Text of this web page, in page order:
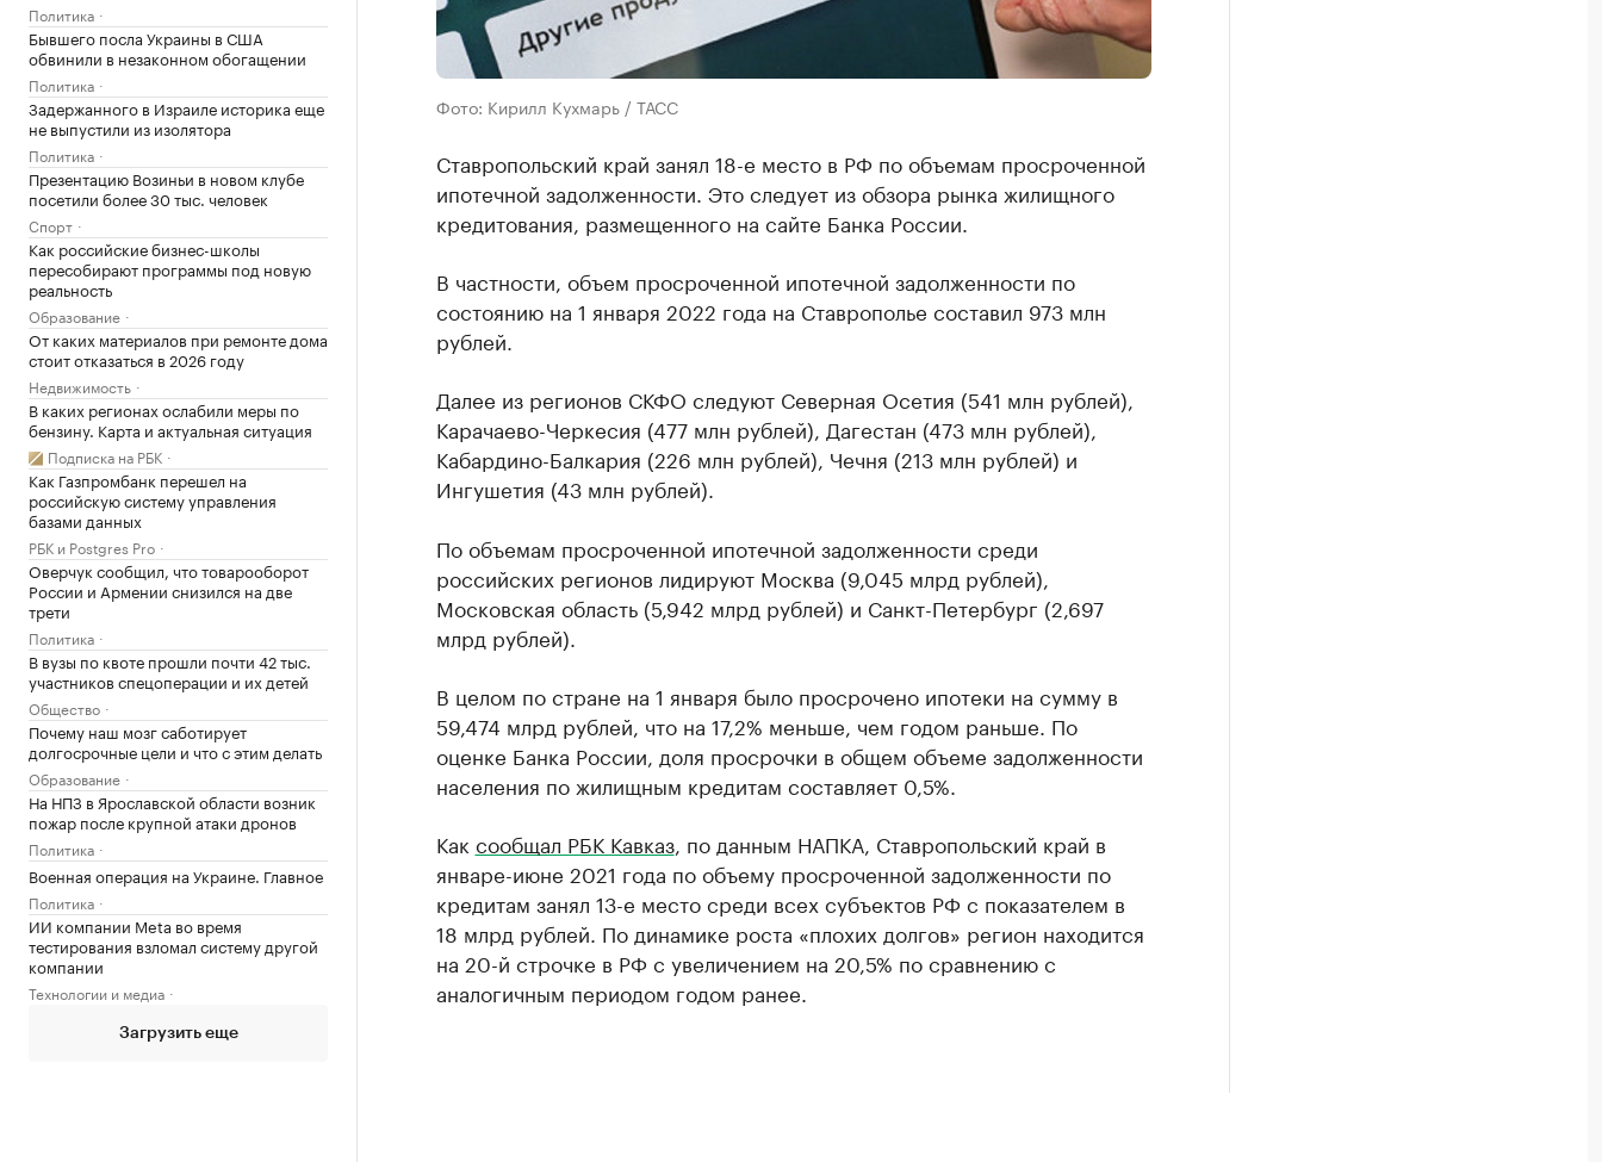
Политика
Бывшего посла Украины в США
обвинили в незаконном обогащении
Политика
Задержанного в Израиле историка еще
не выпустили из изолятора
Политика
Презентацию Возиньи в новом клубе
посетили более 30 тыс. человек
Спорт
Как российские бизнес-школы
пересобирают программы под новую
реальность
Образование
От каких материалов при ремонте дома
стоит отказаться в 2026 году
Недвижимость
В каких регионах ослабили меры по
бензину. Карта и актуальная ситуация
Подписка на РБК
Как Газпромбанк перешел на
российскую систему управления
базами данных
РБК и Postgres Pro
Оверчук сообщил, что товарооборот
России и Армении снизился на две
трети
Политика
В вузы по квоте прошли почти 42 тыс.
участников спецоперации и их детей
Общество
Почему наш мозг саботирует
долгосрочные цели и что с этим делать
Образование
На НПЗ в Ярославской области возник
пожар после крупной атаки дронов
Политика
Военная операция на Украине. Главное
Политика
ИИ компании Meta во время
тестирования взломал систему другой
компании
Технологии и медиа
Загрузить еще
Фото: Кирилл Кухмарь / ТАСС
Ставропольский край занял 18-е место в РФ по объемам просроченной
ипотечной задолженности. Это следует из обзора рынка жилищного
кредитования, размещенного на сайте Банка России.
В частности, объем просроченной ипотечной задолженности по
состоянию на 1 января 2022 года на Ставрополье составил 973 млн
рублей.
Далее из регионов СКФО следуют Северная Осетия (541 млн рублей),
Карачаево-Черкесия (477 млн рублей), Дагестан (473 млн рублей),
Кабардино-Балкария (226 млн рублей), Чечня (213 млн рублей) и
Ингушетия (43 млн рублей).
По объемам просроченной ипотечной задолженности среди
российских регионов лидируют Москва (9,045 млрд рублей),
Московская область (5,942 млрд рублей) и Санкт-Петербург (2,697
млрд рублей).
В целом по стране на 1 января было просрочено ипотеки на сумму в
59,474 млрд рублей, что на 17,2% меньше, чем годом раньше. По
оценке Банка России, доля просрочки в общем объеме задолженности
населения по жилищным кредитам составляет 0,5%.
Как сообщал РБК Кавказ, по данным НАПКА, Ставропольский край в
январе-июне 2021 года по объему просроченной задолженности по
кредитам занял 13-е место среди всех субъектов РФ с показателем в
18 млрд рублей. По динамике роста «плохих долгов» регион находится
на 20-й строчке в РФ с увеличением на 20,5% по сравнению с
аналогичным периодом годом ранее.